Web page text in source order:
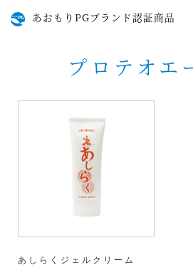
あおもりPGブランド認証商品
プロテオエ
あしらくジェルクリーム